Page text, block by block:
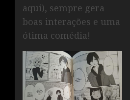
aqui), sempre gera
boas interações e uma
ótima comédia!